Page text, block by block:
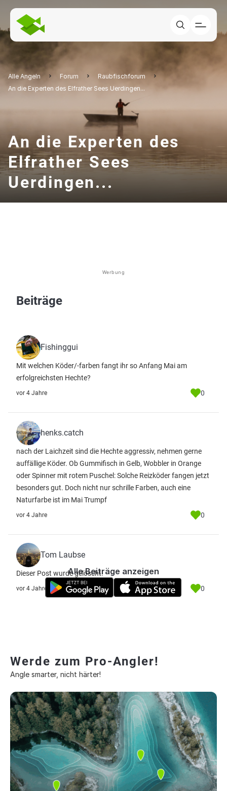
Alle Angeln Forum
Raubfischforum
An die Experten des Elfrather Sees Uerdingen...
An die Experten des
Elfrather Sees
Uerdingen...
Werbung
Beiträge
Fishinggui
Mit welchen Köder/-farben fangt ihr so Anfang Mai am
erfolgreichsten Hechte?
vor 4 Jahre 0
henks.catch
nach der Laichzeit sind die Hechte aggressiv, nehmen gerne
auffällige Köder. Ob Gummifisch in Gelb, Wobbler in Orange
oder Spinner mit rotem Puschel: Solche Reizköder fangen jetzt
besonders gut. Doch nicht nur schrille Farben, auch eine
Naturfarbe ist im Mai Trumpf
vor 4 Jahre 0
Tom Laubse
Dieser Post wurde gelöscht.
vor 4 Jahre 0
Alle Beiträge anzeigen
Werde zum Pro-Angler!
Angle smarter, nicht härter!